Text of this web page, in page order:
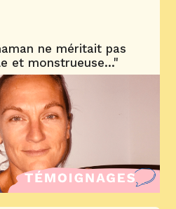
ne méritait pas
et monstrueuse..."